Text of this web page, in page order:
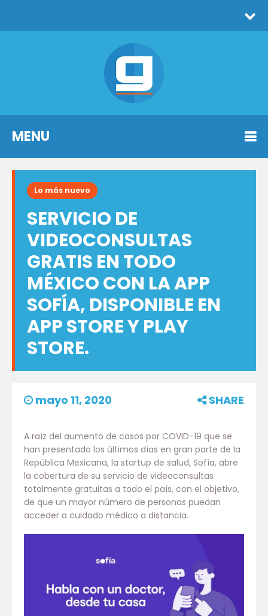
MENU
Lo más nuevo
SERVICIO DE
VIDEOCONSULTAS
GRATIS EN TODO
MÉXICO CON LA APP
SOFÍA, DISPONIBLE EN
APP STORE Y PLAY
STORE.
mayo 11, 2020 SHARE
A raíz del aumento de casos por COVID-19 que se
han presentado los últimos días en gran parte de la
República Mexicana, la startup de salud, Sofía, abre
la cobertura de su servicio de videoconsultas
totalmente gratuitas a todo el país, con el objetivo,
de que un mayor número de personas puedan
acceder a cuidado médico a distancia.